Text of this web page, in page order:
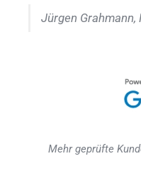
Jürgen
Mehr geprüfte